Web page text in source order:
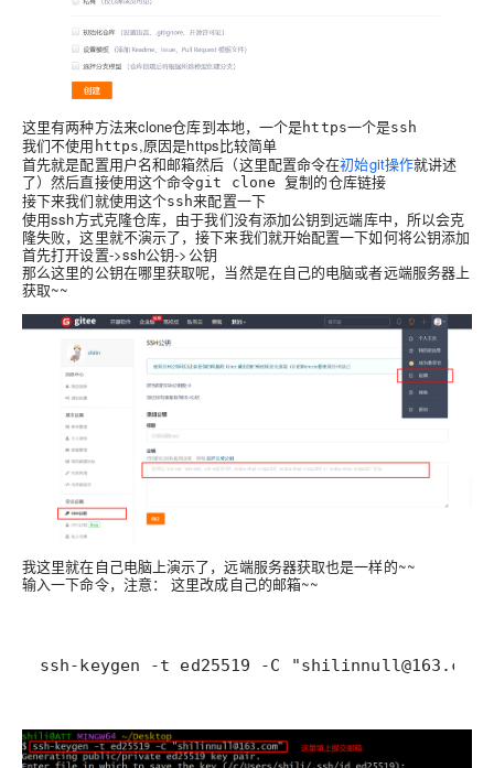
这里有两种方法来clone仓库到本地，一个是https一个是ssh
我们不使用 https,原因是https比较简单
首先就是配置用户名和邮箱然后（这里配置命令在初始git操作就讲述
了）然后直接使用这个命令git clone 复制的仓库链接
接下来我们就使用这个ssh来配置一下
使用ssh方式克隆仓库，由于我们没有添加公钥到远端库中，所以会克
隆失败，这里就不演示了，接下来我们就开始配置一下如何将公钥添加
首先打开设置->ssh公钥->公钥
那么这里的公钥在哪里获取呢，当然是在自己的电脑或者远端服务器上
获取~~
我这里就在自己电脑上演示了，远端服务器获取也是一样的~~
输入一下命令， 注意： 这里改成自己的邮箱~~
ssh-keygen -t ed25519 -C "shilinnull@163.com"